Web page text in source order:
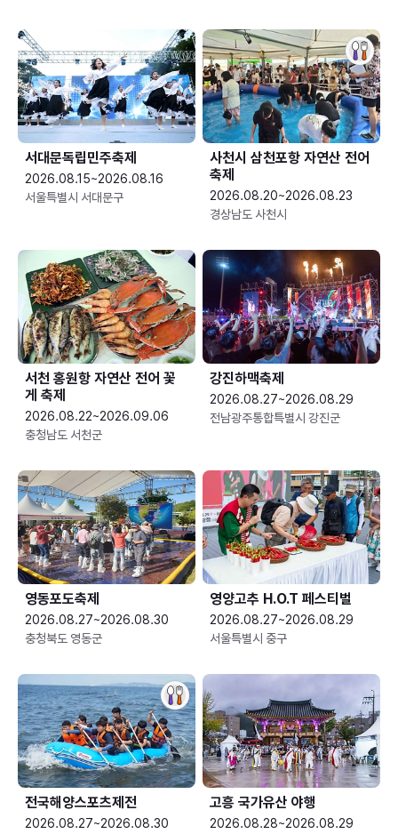
서대문독립민주축제
2026.08.15~2026.08.16
서울특별시 서대문구
사천시 삼천포항 자연산 전어
축제
2026.08.20~2026.08.23
경상남도 사천시
서천 홍원항 자연산 전어 꽃
게 축제
2026.08.22~2026.09.06
충청남도 서천군
강진하맥축제
2026.08.27~2026.08.29
전남광주통합특별시 강진군
영동포도축제
2026.08.27~2026.08.30
충청북도 영동군
영양고추 H.O.T 페스티벌
2026.08.27~2026.08.29
서울특별시 중구
전국해양스포츠제전
2026.08.27~2026.08.30
고흥 국가유산 야행
2026.08.28~2026.08.29